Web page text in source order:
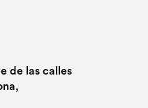
de las calles